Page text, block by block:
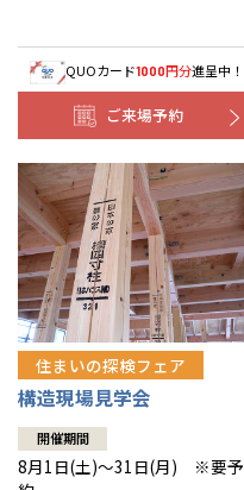
QUOカード1000円分進呈中！
ご来場予約
住まいの探検フェア
構造現場見学会
開催期間
8月1日(土)～31日(月) ※要予